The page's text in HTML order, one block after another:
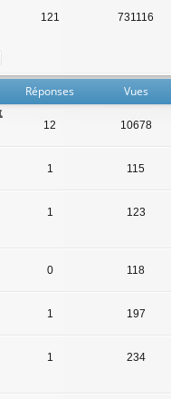
121 731116
Réponses Vues
12 10678
1 115
1 123
0 118
1 197
1 234